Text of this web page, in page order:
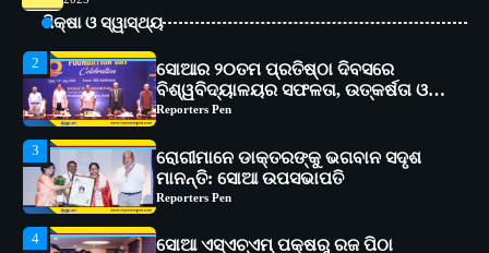
ଶିକ୍ଷା ଓ ସ୍ୱାସ୍ଥ୍ୟଅଗ୍ରଗତିର ସ୍ମୃତିଚାରଣ
Reporters Pen
3
ରୋଗୀମାନେ ଡାକ୍ତରଙ୍କୁ ଭଗବାନ ସଦୃଶ
ମାନନ୍ତି: ସୋଆ ଉପସଭାପତି
Reporters Pen
4
ସୋଆ ଏସ୍‌ଏଚ୍‌ଏମ୍ ପକ୍ଷରୁ ରଜ ପିଠା
ପ୍ରତିଯୋଗିତା ଆୟୋଜିତ
Reporters Pen
5
ଭାରତର ଦ୍ୱିତୀୟ ହସ୍ପିଟାଲ୍ ଭାବେ